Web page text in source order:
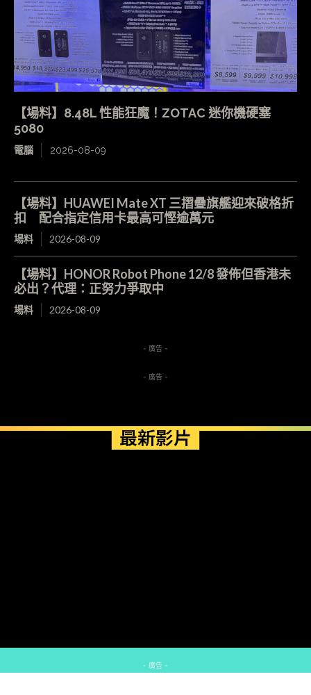
【場料】8.48L 性能狂魔！ZOTAC 迷你機硬塞
5080
電腦 2026-08-09
【場料】HUAWEI Mate XT 三摺疊旗艦迎來破格折
扣 配合指定信用卡最高可慳逾萬元
場料 2026-08-09
【場料】HONOR Robot Phone 12/8 發佈但香港未
必出？代理：正努力爭取中
場料 2026-08-09
- 廣告 -
- 廣告 -
最新影片
- 廣告 -